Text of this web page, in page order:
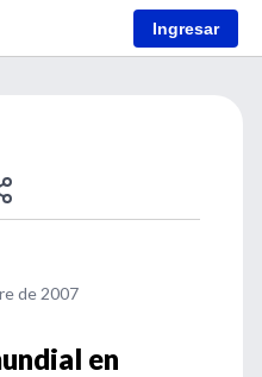
Ingresar
de 2007
en